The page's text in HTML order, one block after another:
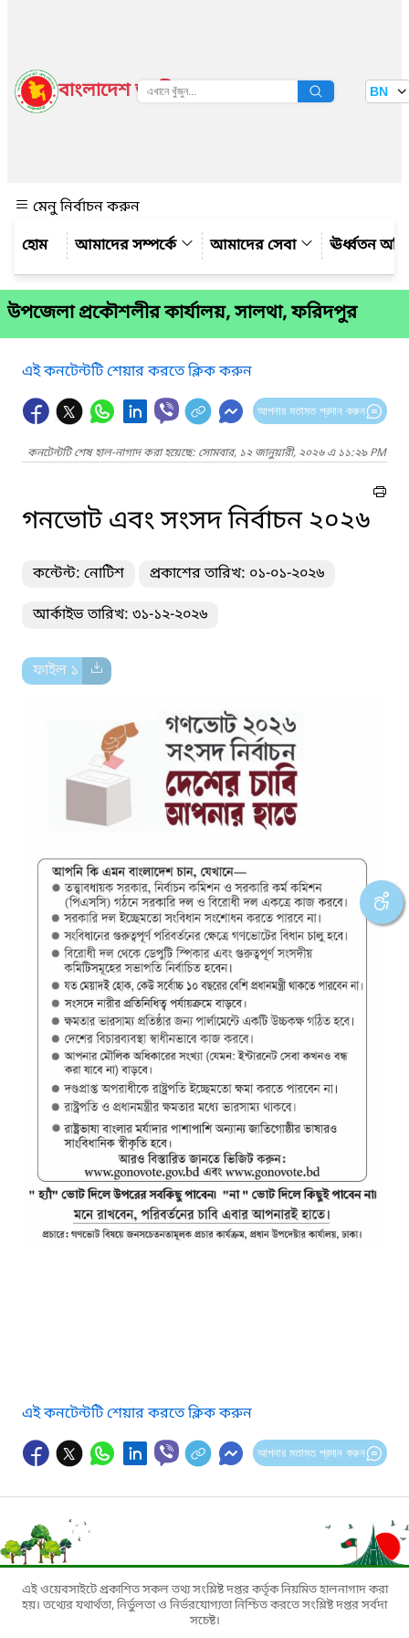
বাংলাদেশ জাতীয় তথ্য বাতায়ন BN
মেনু নির্বাচন করুন
আমাদের সম্পর্কে
আমাদের সেবা ঊর্ধ্বতন
উপজেলা প্রকৌশলীর কার্যালয়, সালথা, ফরিদপুর
এই কনটেন্টটি শেয়ার করতে ক্লিক করুন
আপনার মতামত প্রদান করুন
কনটেন্টটি শেষ হাল-নাগাদ করা হয়েছে: সোমবার, ১২ জানুয়ারী, ২০২৬ এ ১১:২৯ PM
গনভোট এবং সংসদ নির্বাচন ২০২৬
কন্টেন্ট: নোটিশ প্রকাশের তারিখ: ০১-০১-২০২৬
আর্কাইভ তারিখ: ৩১-১২-২০২৬
ফাইল ১
এই কনটেন্টটি শেয়ার করতে ক্লিক করুন
আপনার মতামত প্রদান করুন
এই ওয়েবসাইটে প্রকাশিত সকল তথ্য সংশ্লিষ্ট দপ্তর কর্তৃক নিয়মিত হালনাগাদ করা
হয়। তথ্যের যথার্থতা, নির্ভুলতা ও নির্ভরযোগ্যতা নিশ্চিত করতে সংশ্লিষ্ট দপ্তর সর্বদা
সচেষ্ট।